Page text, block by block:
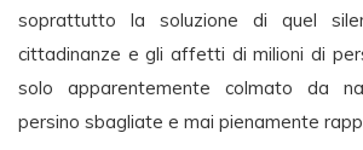
soprattutto la soluzione di quel
cittadinanze e gli affetti di milioni di
solo apparentemente colmato da
persino sbagliate e mai pienamente